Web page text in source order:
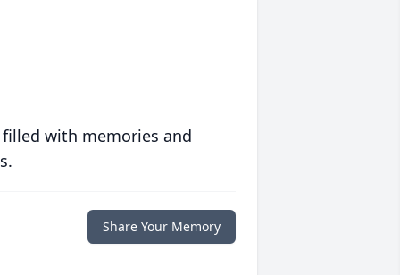
with memories and
Share Your Memory